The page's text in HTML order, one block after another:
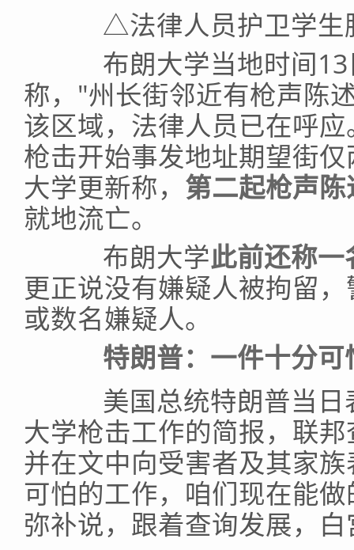
△法律人员护卫学生
布朗大学当地时间13
称，"州长街邻近有枪声陈
该区域，法律人员已在呼
枪击开始事发地址期望街
大学更新称， 第二起枪声
就地流亡。
布朗大学此前还称
更正说没有嫌疑人被拘留
或数名嫌疑人。
特朗普：一件十分可
美国总统特朗普当日
大学枪击工作的简报，联
并在文中向受害者及其家
可怕的工作，咱们现在能
弥补说，跟着查询发展，